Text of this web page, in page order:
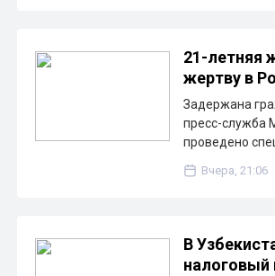
21-летняя
жертву в
Задержана
пресс-служба
проведено
Вчера, 21:06
В
налоговый